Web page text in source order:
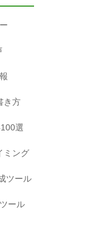
き方
選
ミング
ツール
ール